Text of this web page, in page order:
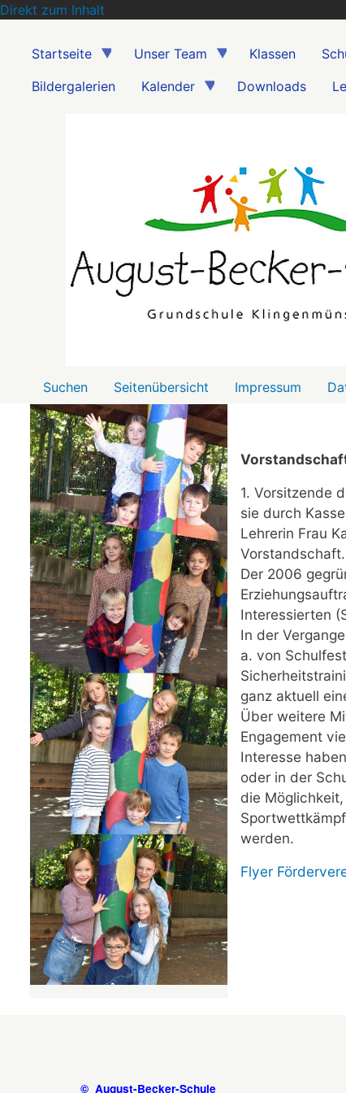
Direkt zum Inhalt
Startseite Unser Team Klassen
Bildergalerien
Kalender Downloads
Menü2
Suchen Seitenübersicht Impressum
1. Vorsitzende
sie durch
Lehrerin Frau
Vorstandschaft.
Der 2006
Interessierten
In der
a. von
ganz aktuell
Über weitere
Engagement
Interesse
oder in der
die
werden.
Flyer
© August-Becker-Schule